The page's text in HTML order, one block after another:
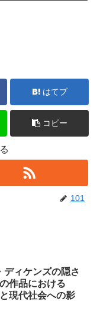
はてブ
コピー
101
ディケンズの隠さ
作品における
現代社会への影